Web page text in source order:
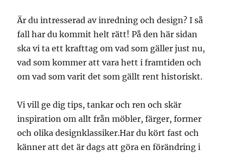
Är du intresserad av inredning och design? I så
fall har du kommit helt rätt! På den här sidan
ska vi ta ett krafttag om vad som gäller just nu,
vad som kommer att vara hett i framtiden och
om vad som varit det som gällt rent historiskt.
Vi vill ge dig tips, tankar och ren och skär
inspiration om allt från möbler, färger, former
och olika designklassiker.Har du kört fast och
känner att det är dags att göra en förändring i